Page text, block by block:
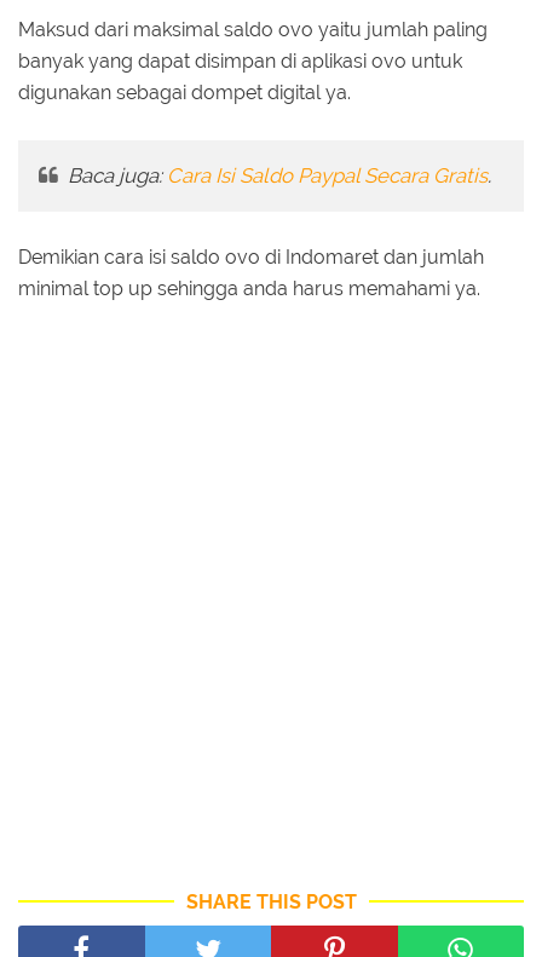
Maksud dari maksimal saldo ovo yaitu jumlah paling
banyak yang dapat disimpan di aplikasi ovo untuk
digunakan sebagai dompet digital ya.
Baca juga: Cara Isi Saldo Paypal Secara Gratis.
Demikian cara isi saldo ovo di Indomaret dan jumlah
minimal top up sehingga anda harus memahami ya.
SHARE THIS POST